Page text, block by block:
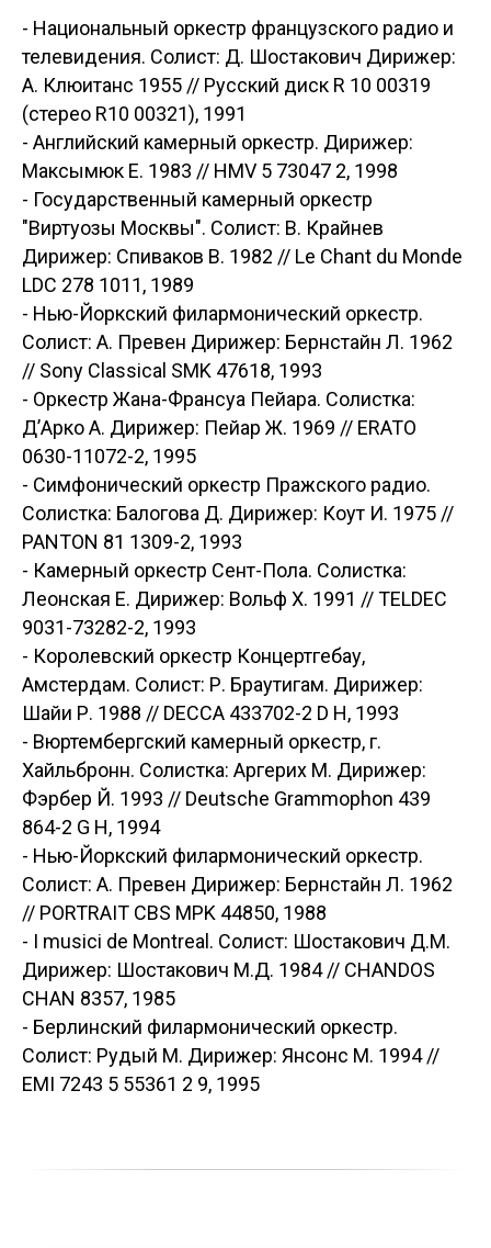
- Национальный оркестр французского радио и
телевидения. Солист: Д. Шостакович Дирижер:
А. Клюитанс 1955 // Русский диск R 10 00319
(стерео R10 00321), 1991
- Английский камерный оркестр. Дирижер:
Максымюк Е. 1983 // HMV 5 73047 2, 1998
- Государственный камерный оркестр
"Виртуозы Москвы". Солист: В. Крайнев
Дирижер: Спиваков В. 1982 // Le Chant du Monde
LDC 278 1011, 1989
- Нью-Йоркский филармонический оркестр.
Солист: А. Превен Дирижер: Бернстайн Л. 1962
// Sony Classical SMK 47618, 1993
- Оркестр Жана-Франсуа Пейара. Солистка:
Д’Арко А. Дирижер: Пейар Ж. 1969 // ERATO
0630-11072-2, 1995
- Симфонический оркестр Пражского радио.
Солистка: Балогова Д. Дирижер: Коут И. 1975 //
PANTON 81 1309-2, 1993
- Камерный оркестр Сент-Пола. Солистка:
Леонская Е. Дирижер: Вольф Х. 1991 // TELDEC
9031-73282-2, 1993
- Королевский оркестр Концертгебау,
Амстердам. Солист: Р. Браутигам. Дирижер:
Шайи Р. 1988 // DECCA 433702-2 D H, 1993
- Вюртембергский камерный оркестр, г.
Хайльбронн. Солистка: Аргерих М. Дирижер:
Фэрбер Й. 1993 // Deutsche Grammophon 439
864-2 G H, 1994
- Нью-Йоркский филармонический оркестр.
Солист: А. Превен Дирижер: Бернстайн Л. 1962
// PORTRAIT CBS MPK 44850, 1988
- I musici de Montreal. Солист: Шостакович Д.М.
Дирижер: Шостакович М.Д. 1984 // CHANDOS
CHAN 8357, 1985
- Берлинский филармонический оркестр.
Солист: Рудый М. Дирижер: Янсонс М. 1994 //
EMI 7243 5 55361 2 9, 1995